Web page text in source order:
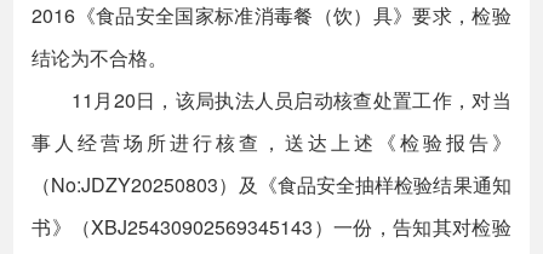
2016《食品安全国家标准消毒餐（饮）具》要求，检验
结论为不合格。
11月20日，该局执法人员启动核查处置工作，对当
事人经营场所进行核查，送达上述《检验报告》
（No:JDZY20250803）及《食品安全抽样检验结果通知
书》（XBJ25430902569345143）一份，告知其对检验